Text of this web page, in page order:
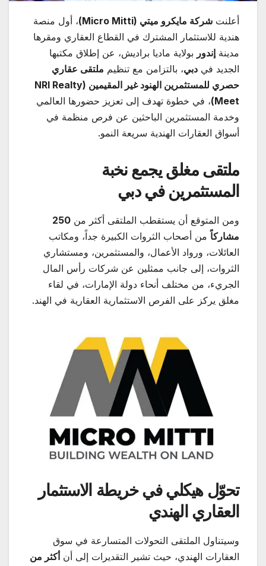
أعلنت شركة مايكرو ميتي (Micro Mitti)
، أول منصة
هندية للاستثمار المشترك في القطاع العقاري ومقرها
مدينة إندور بولاية ماديا براديش، عن إطلاق مكتبها
الجديد في دبي، بالتزامن مع تنظيم ملتقى عقاري
حصري للمستثمرين الهنود غير المقيمين (NRI Realty
Meet) ، في خطوة تهدف إلى تعزيز حضورها العالمي
وخدمة المستثمرين الباحثين عن فرص منظمة في
أسواق العقارات الهندية سريعة النمو.
ملتقى مغلق يجمع نخبة
المستثمرين في دبي
ومن المتوقع أن يستقطب الملتقى أكثر من 250
مشاركاًمن أصحاب الثروات الكبيرة جداً، ومكاتب
العائلات، ورواد الأعمال، والمستثمرين، ومستشاري
الثروات، إلى جانب ممثلين عن شركات رأس المال
الجريء، من مختلف أنحاء دولة الإمارات، في لقاء
مغلق يركز على الفرص الاستثمارية العقارية في الهند.
تحوّل هيكلي في خريطة الاستثمار
العقاري الهندي
وسيتناول الملتقى التحولات المتسارعة في سوق
العقارات الهندي، حيث تشير التقديرات إلى أنأكثر من